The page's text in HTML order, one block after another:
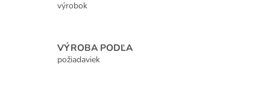
výrobok
VÝROBA PODĽA
požiadaviek